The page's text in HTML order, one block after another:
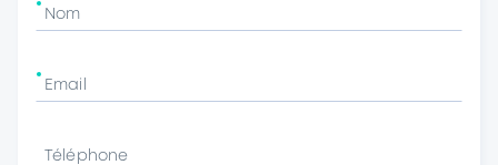
Nom
Email
Téléphone